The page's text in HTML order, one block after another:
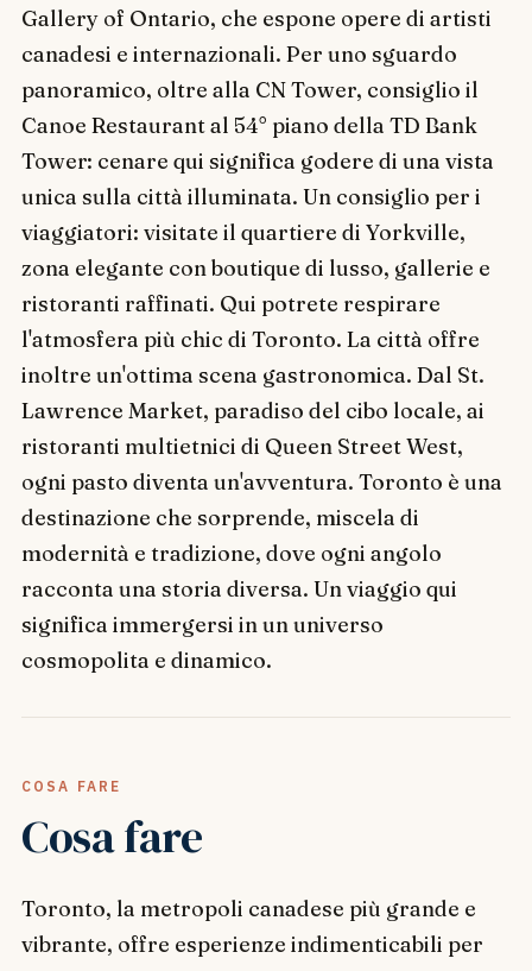
Gallery of Ontario, che espone opere di artisti
canadesi e internazionali. Per uno sguardo
panoramico, oltre alla CN Tower, consiglio il
Canoe Restaurant al 54° piano della TD Bank
Tower: cenare qui significa godere di una vista
unica sulla città illuminata. Un consiglio per i
viaggiatori: visitate il quartiere di Yorkville,
zona elegante con boutique di lusso, gallerie e
ristoranti raffinati. Qui potrete respirare
l'atmosfera più chic di Toronto. La città offre
inoltre un'ottima scena gastronomica. Dal St.
Lawrence Market, paradiso del cibo locale, ai
ristoranti multietnici di Queen Street West,
ogni pasto diventa un'avventura. Toronto è una
destinazione che sorprende, miscela di
modernità e tradizione, dove ogni angolo
racconta una storia diversa. Un viaggio qui
significa immergersi in un universo
cosmopolita e dinamico.
COSA FARE
Cosa fare
Toronto, la metropoli canadese più grande e
vibrante, offre esperienze indimenticabili per